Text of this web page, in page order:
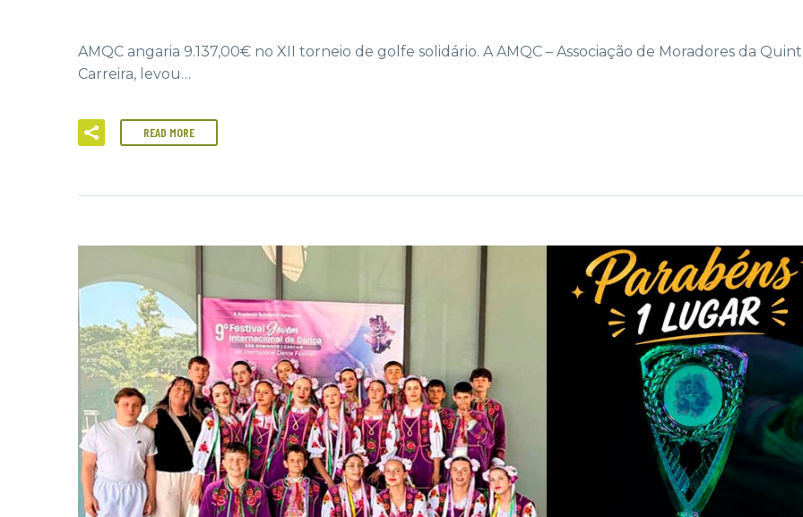
AMQC angaria 9.137,00€ no XII torneio de golfe solidário. A AMQC – Associação de Moradores da
Carreira, levou…
READ MORE